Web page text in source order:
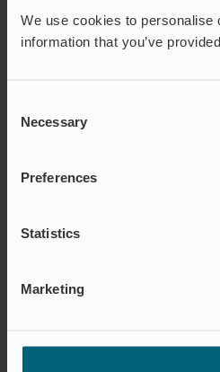
We use cookies to personalise
information that you’ve
Selection
Necessary
Preferences
Statistics
Marketing